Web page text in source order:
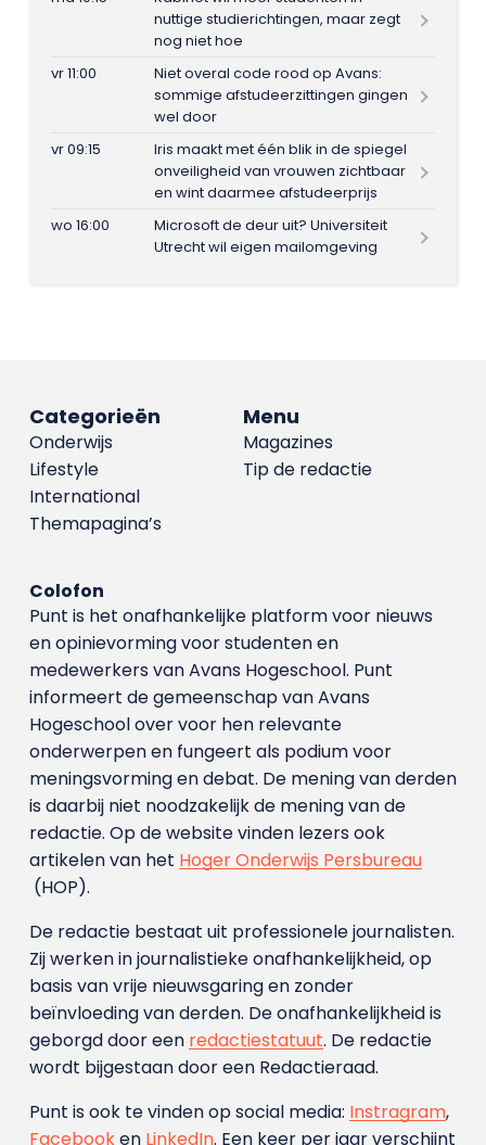
nuttige studierichtingen, maar zegt
nog niet hoe
vr 11:00
Niet overal code rood op Avans:
sommige afstudeerzittingen gingen
wel door
vr 09:15
Iris maakt met één blik in de spiegel
onveiligheid van vrouwen zichtbaar
en wint daarmee afstudeerprijs
wo 16:00
Microsoft de deur uit? Universiteit
Utrecht wil eigen mailomgeving
Menu
Magazines
Tip de redactie
Categorieën
Onderwijs
Lifestyle
International
Themapagina’s
Colofon
Punt is het onafhankelijke platform voor nieuws
en opinievorming voor studenten en
medewerkers van Avans Hoge­school. Punt
informeert de gemeenschap van Avans
Hogeschool over voor hen relevante
onderwerpen en fungeert als podium voor
meningsvorming en debat. De mening van derden
is daarbij niet noodzakelijk de mening van de
redactie. Op de website vinden lezers ook
artikelen van het Hoger Onderwijs Persbureau
(HOP).
De redactie bestaat uit professionele journalisten.
Zij werken in journalistieke onafhankelijkheid, op
basis van vrije nieuwsgaring en zonder
beïnvloeding van derden. De onafhankelijkheid is
geborgd door een redactiestatuut. De redactie
wordt bijgestaan door een Redactieraad.
Punt is ook te vinden op social media: Instragram,
Facebooken LinkedIn. Een keer per jaar verschijnt